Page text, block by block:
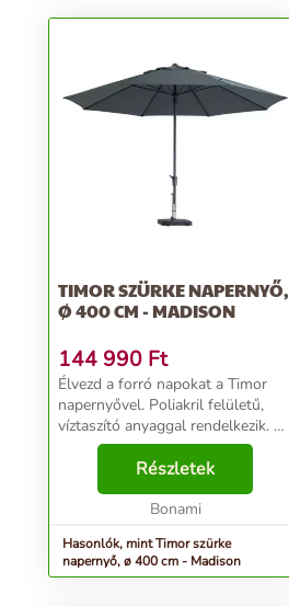
TIMOR SZÜRKE NAPERNYŐ,
Ø 400 CM - MADISON
144 990 Ft
Élvezd a forró napokat a Timor
napernyővel. Poliakril felületű,
víztaszító anyaggal rendelkezik. A
fényvédő faktor SPF 50+. Jó
tudni: A napernyőtartót a csomag
nem tartalmazza. Javasoljuk, hogy
Részletek
Bonami
Hasonlók, mint Timor szürke
napernyő, ø 400 cm - Madison